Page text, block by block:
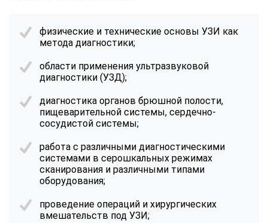
физические и технические основы УЗИ как
метода диагностики;
области применения ультразвуковой
диагностики (УЗД);
диагностика органов брюшной полости,
пищеварительной системы, сердечно-
сосудистой системы;
работа с различными диагностическими
системами в серошкальных режимах
сканирования и различными типами
оборудования;
проведение операций и хирургических
вмешательств под УЗИ;